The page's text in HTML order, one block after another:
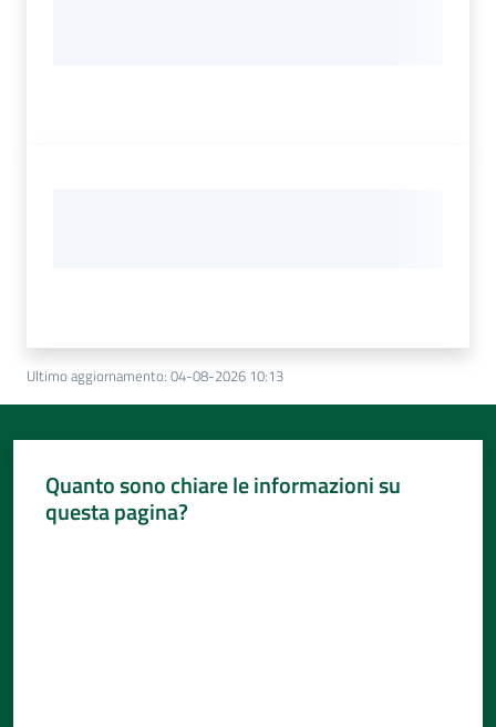
Ultimo aggiornamento: 04-08-2026 10:13
Quanto sono chiare le informazioni su
questa pagina?